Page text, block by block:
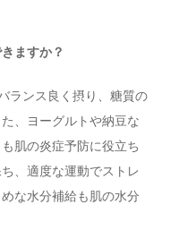
ますか？
ランス良く摂り、糖質の
、ヨーグルトや納豆な
肌の炎症予防に役立ち
、適度な運動でストレ
な水分補給も肌の水分